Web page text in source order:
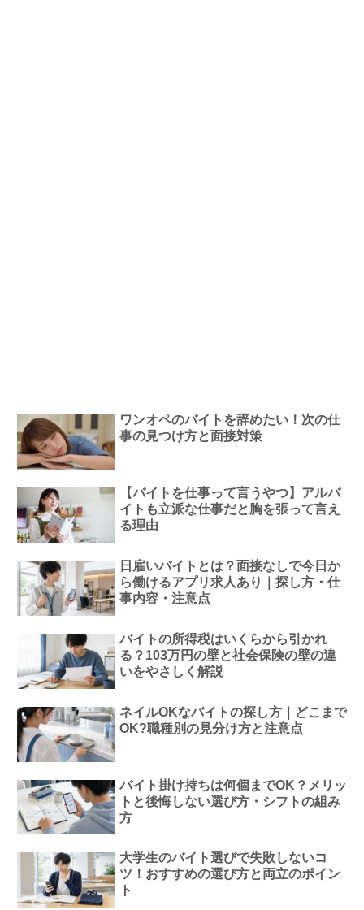
ワンオペのバイトを辞めたい！次の仕
事の見つけ方と面接対策
【バイトを仕事って言うやつ】アルバ
イトも立派な仕事だと胸を張って言え
る理由
日雇いバイトとは？面接なしで今日か
ら働けるアプリ求人あり｜探し方・仕
事内容・注意点
バイトの所得税はいくらから引かれ
る？103万円の壁と社会保険の壁の違
いをやさしく解説
ネイルOKなバイトの探し方｜どこまで
OK?職種別の見分け方と注意点
バイト掛け持ちは何個までOK？メリッ
トと後悔しない選び方・シフトの組み
方
大学生のバイト選びで失敗しないコ
ツ！おすすめの選び方と両立のポイン
ト